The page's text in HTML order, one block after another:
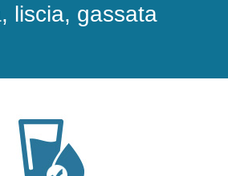
liscia, gassata